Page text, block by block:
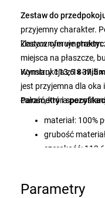
Zestaw do
przyjemny charakter.
klasycznym wnętrzem.
Zestaw oferuje
miejsca na płaszcze,
Wymiary113,6 × 37,5
Konstrukcja z18-
jest przyjemna dla oka
całość, która
Parametry i
materiał: 100%
grubość
szerokość:
kolor: sosna
Parametry